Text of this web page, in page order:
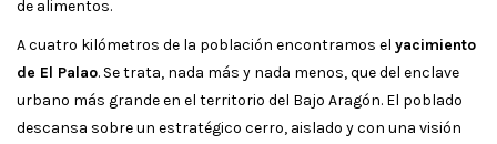
de alimentos.
A cuatro kilómetros de la población encontramos el yacimiento
de El Palao. Se trata, nada más y nada menos, que del enclave
urbano más grande en el territorio del Bajo Aragón. El poblado
descansa sobre un estratégico cerro, aislado y con una visión